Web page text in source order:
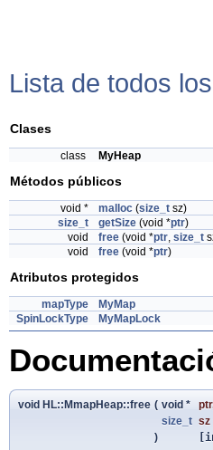
Lista de todos
Clases
class MyHeap
Métodos públicos
void * malloc (size_t sz)
size_t
getSize (void *ptr)
void
free (void *ptr, size_t
void
free (void *ptr)
Atributos protegidos
mapType
MyMap
SpinLockType
MyMapLock
void HL::MmapHeap::free ( void * ptr
size_t sz
)